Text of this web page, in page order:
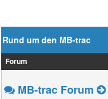
Rund um den MB-trac
Forum
MB-trac Forum